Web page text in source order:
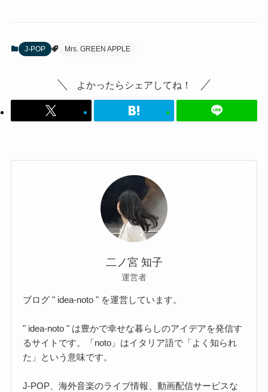
J-POP Mrs. GREEN APPLE
よかったらシェアしてね！
二ノ宮 知子
運営者
ブログ " idea-noto " を運営しています。
" idea-noto " は豊かで幸せな暮らしのアイデアを発信す
るサイトです。「noto」はイタリア語で「よく知られ
た」という意味です。
J-POP、海外音楽のライブ情報、動画配信サービスな